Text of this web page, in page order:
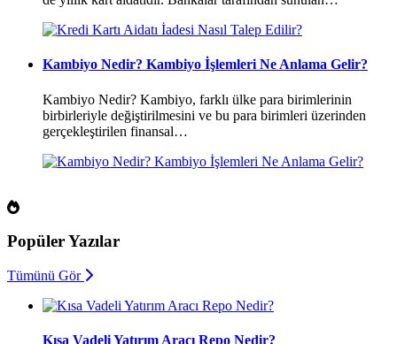
Kambiyo Nedir? Kambiyo İşlemleri Ne Anlama Gelir?
Kambiyo Nedir? Kambiyo, farklı ülke para birimlerinin
birbirleriyle değiştirilmesini ve bu para birimleri üzerinden
gerçekleştirilen finansal…
Popüler Yazılar
Tümünü Gör
Kısa Vadeli Yatırım Aracı Repo Nedir?